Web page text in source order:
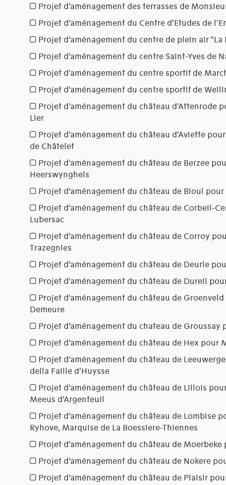
Projet d'aménagement des terrasses de
Projet d'aménagement du Centre d'Etudes de
Projet d'aménagement du centre de plein air "La
Projet d'aménagement du centre Saint-Yves de
Projet d'aménagement du centre sportif de
Projet d'aménagement du centre sportif de
Projet d'aménagement du château d'Attenrode
Lier
Projet d'aménagement du château d'Aviette
de Châtelet
Projet d'aménagement du château de Berzee
Heerswynghels
Projet d'aménagement du château de Bioul
Projet d'aménagement du château de Corbeil-
Lubersac
Projet d'aménagement du château de Corroy
Trazegnies
Projet d'aménagement du château de Deurle
Projet d'aménagement du château de Dureil
Projet d'aménagement du château de
Demeure
Projet d'aménagement du chateau de
Projet d'aménagement du château de Hex pour
Projet d'aménagement du château de
della Faille d'Huysse
Projet d'aménagement du château de Lillois
Meeus d'Argenteuil
Projet d'aménagement du château de Lombise
Ryhove, Marquise de La Boessiere-Thiennes
Projet d'aménagement du château de
Projet d'aménagement du château de Nokere
Projet d'aménagement du château de Plaisir